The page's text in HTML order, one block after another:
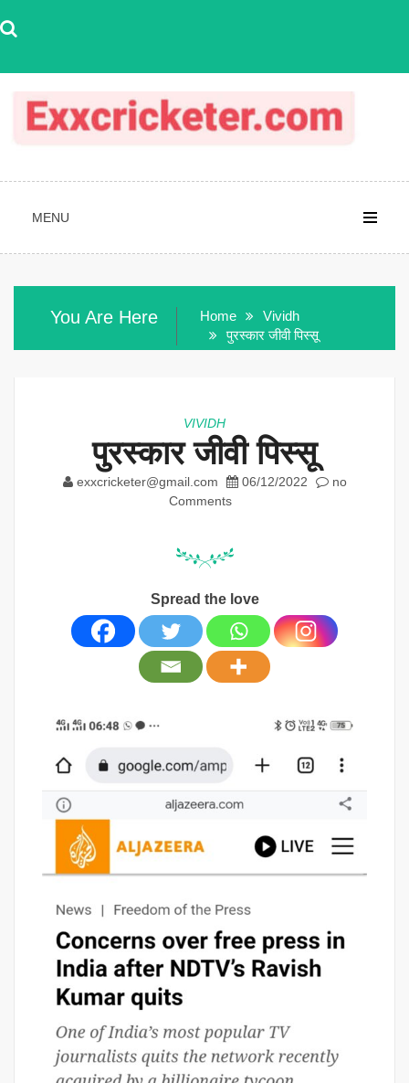
to
MENU
You Are Here Home
Vividh
पुरस्कार जीवी पिस्सू
VIVIDH
पुरस्कार जीवी पिस्सू
exxcricketer@gmail.com 06/12/2022
no
Comments
Spread the love